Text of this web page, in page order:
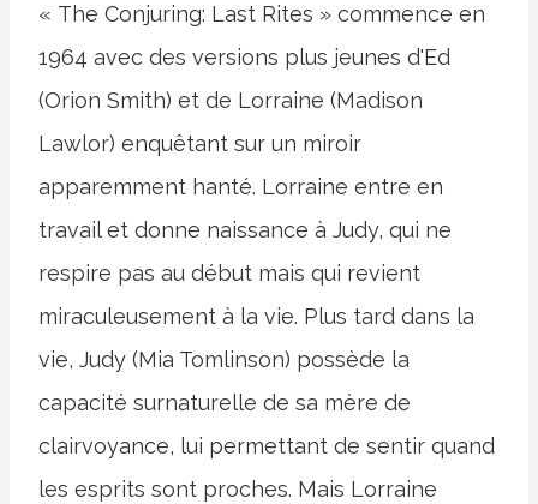
« The Conjuring: Last Rites » commence en
1964 avec des versions plus jeunes d'Ed
(Orion Smith) et de Lorraine (Madison
Lawlor) enquêtant sur un miroir
apparemment hanté. Lorraine entre en
travail et donne naissance à Judy, qui ne
respire pas au début mais qui revient
miraculeusement à la vie. Plus tard dans la
vie, Judy (Mia Tomlinson) possède la
capacité surnaturelle de sa mère de
clairvoyance, lui permettant de sentir quand
les esprits sont proches. Mais Lorraine